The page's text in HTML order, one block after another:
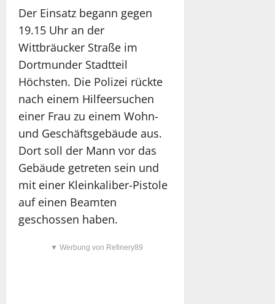
Der Einsatz begann gegen
19.15 Uhr an der
Wittbräucker Straße im
Dortmunder Stadtteil
Höchsten. Die Polizei rückte
nach einem Hilfeersuchen
einer Frau zu einem Wohn-
und Geschäftsgebäude aus.
Dort soll der Mann vor das
Gebäude getreten sein und
mit einer Kleinkaliber-Pistole
auf einen Beamten
geschossen haben.
▼ Werbung von Refinery89